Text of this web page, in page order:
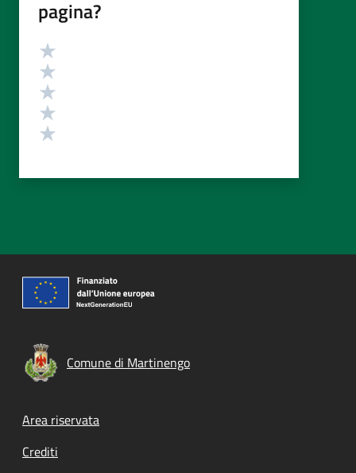
pagina?
Valutazione
Comune di Martinengo
Footer menu
Area riservata
Crediti